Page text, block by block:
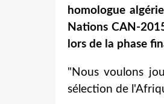
homologue
Nations CAN-
lors de la phase
"Nous voulons
sélection de